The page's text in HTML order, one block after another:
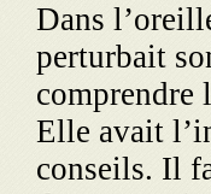
Dans
pertur­bait
comprendre
Elle avait
conseils. Il